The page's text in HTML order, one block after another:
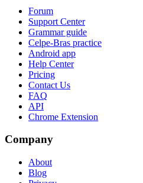
Forum
Support Center
Grammar guide
Celpe-Bras practice
Android app
Help Center
Pricing
Contact Us
FAQ
API
Chrome Extension
Company
About
Blog